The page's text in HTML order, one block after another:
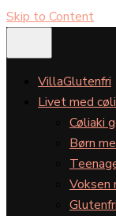
Skip to Content
VillaGlutenfri
Livet med
Cøliaki
Børn
Voksen